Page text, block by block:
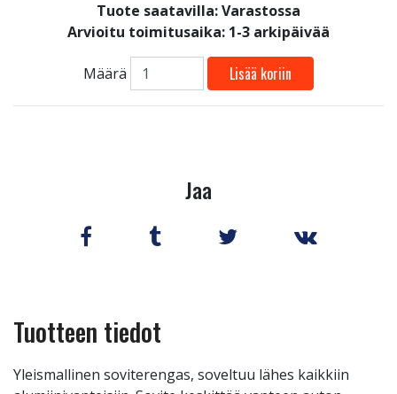
Tuote saatavilla:Varastossa
Arvioitu toimitusaika: 1-3 arkipäivää
Määrä Lisää koriin
Jaa
Tuotteen tiedot
Yleismallinen soviterengas, soveltuu lähes kaikkiin